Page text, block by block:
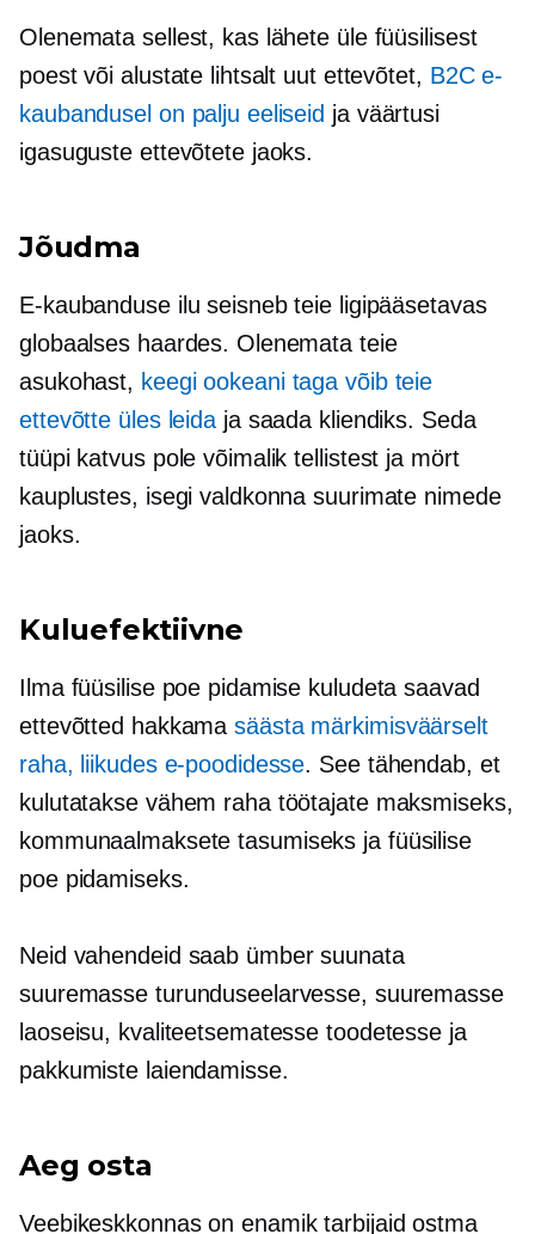
Olenemata sellest, kas lähete üle füüsilisest
poest või alustate lihtsalt uut ettevõtet, B2C e-
kaubandusel on palju eeliseid ja väärtusi
igasuguste ettevõtete jaoks.
Jõudma
E-kaubanduse ilu seisneb teie ligipääsetavas
globaalses haardes. Olenemata teie
asukohast, keegi ookeani taga võib teie
ettevõtte üles leida ja saada kliendiks. Seda
tüüpi katvus pole võimaliktellistest ja mört
kauplustes, isegi valdkonna suurimate nimede
jaoks.
Kuluefektiivne
Ilma füüsilise poe pidamise kuludeta saavad
ettevõtted hakkamasäästa märkimisväärselt
raha, liikudes e-poodidesse. See tähendab, et
kulutatakse vähem raha töötajate maksmiseks,
kommunaalmaksete tasumiseks ja füüsilise
poe pidamiseks.
Neid vahendeid saab ümber suunata
suuremasse turunduseelarvesse, suuremasse
laoseisu, kvaliteetsematesse toodetesse ja
pakkumiste laiendamisse.
Aeg osta
Veebikeskkonnas on enamik tarbijaid ostma